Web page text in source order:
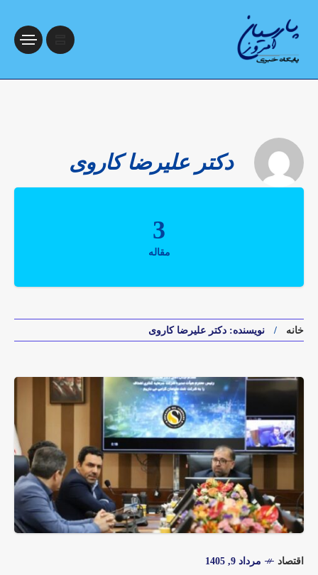
دکتر علیرضا کاروی
3
مقاله
خانه نویسنده: دکتر علیرضا کاروی
اقتصاد مرداد 9, 1405